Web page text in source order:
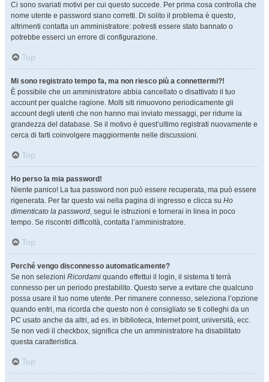
Ci sono svariati motivi per cui questo succede. Per prima cosa controlla che
nome utente e password siano corretti. Di solito il problema è questo,
altrimenti contatta un amministratore: potresti essere stato bannato o
potrebbe esserci un errore di configurazione.
Top
Mi sono registrato tempo fa, ma non riesco più a connettermi?!
È possibile che un amministratore abbia cancellato o disattivato il tuo
account per qualche ragione. Molti siti rimuovono periodicamente gli
account degli utenti che non hanno mai inviato messaggi, per ridurre la
grandezza del database. Se il motivo è quest’ultimo registrati nuovamente e
cerca di farti coinvolgere maggiormente nelle discussioni.
Top
Ho perso la mia password!
Niente panico! La tua password non può essere recuperata, ma può essere
rigenerata. Per far questo vai nella pagina di ingresso e clicca su Ho
dimenticato la password, segui le istruzioni e tornerai in linea in poco
tempo. Se riscontri difficoltà, contatta l’amministratore.
Top
Perché vengo disconnesso automaticamente?
Se non selezioni Ricordami quando effettui il login, il sistema ti terrà
connesso per un periodo prestabilito. Questo serve a evitare che qualcuno
possa usare il tuo nome utente. Per rimanere connesso, seleziona l’opzione
quando entri, ma ricorda che questo non è consigliato se ti colleghi da un
PC usato anche da altri, ad es. in biblioteca, Internet point, università, ecc.
Se non vedi il checkbox, significa che un amministratore ha disabilitato
questa caratteristica.
Top